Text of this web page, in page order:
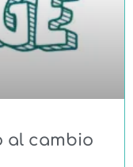
al cambio